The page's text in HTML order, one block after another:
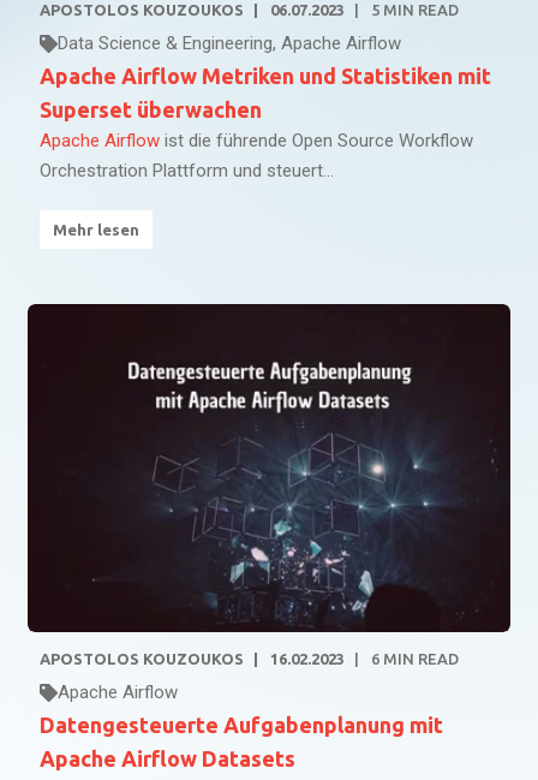
APOSTOLOS KOUZOUKOS 06.07.2023 5 MIN READ
Data Science & Engineering, Apache Airflow
Apache Airflow Metriken und Statistiken mit
Superset überwachen
Apache Airflow ist die führende Open Source Workflow
Orchestration Plattform und steuert...
Mehr lesen
APOSTOLOS KOUZOUKOS 16.02.2023 6 MIN READ
Apache Airflow
Datengesteuerte Aufgabenplanung mit
Apache Airflow Datasets